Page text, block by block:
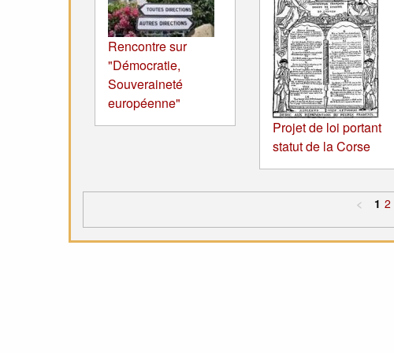
Rencontre sur
"Démocratie,
Souveraineté
européenne"
Projet de loi portant
statut de la Corse
< 1 2